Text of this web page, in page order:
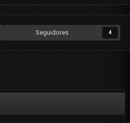
Seguidores 4